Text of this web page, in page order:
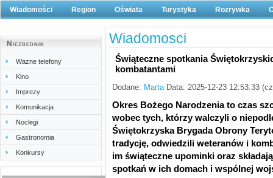
Wiadomości Region Oświata Turystyka
Polityka prywatności
Rozrywka
Niezbednik
Wazne telefony
Kino
Imprezy
Komunikacja
Noclegi
Gastronomia
Konkursy
Wiadomosci
Świąteczne spotkania
kombatantami
Dodane: MartaData: 2025-12-23 12:53:33
Okres Bożego Narodzenia to czas
wobec tych, którzy walczyli o
Świętokrzyska Brygada Obrony
tradycję, odwiedzili weteranów i
im świąteczne upominki oraz
spotkań w ich domach i wspólnej